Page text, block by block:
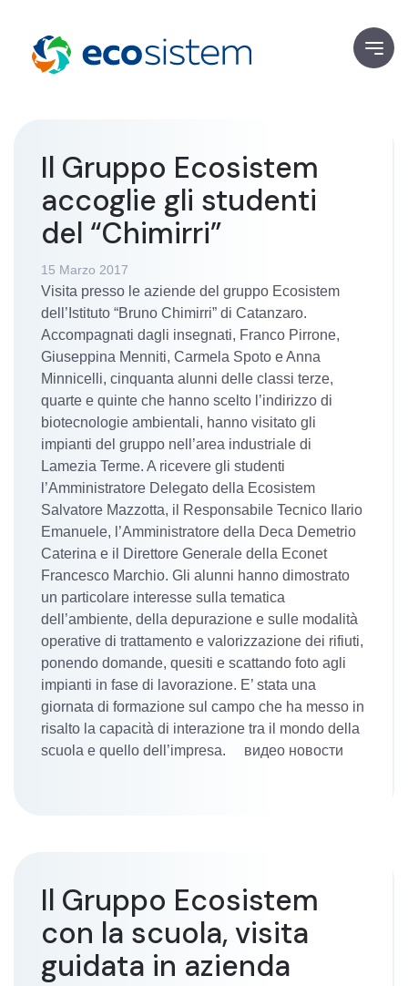
Il Gruppo Ecosistem
accoglie gli studenti
del “Chimirri”
15 Marzo 2017
Visita presso le aziende del gruppo Ecosistem
dell’Istituto “Bruno Chimirri” di Catanzaro.
Accompagnati dagli insegnati, Franco Pirrone,
Giuseppina Menniti, Carmela Spoto e Anna
Minnicelli, cinquanta alunni delle classi terze,
quarte e quinte che hanno scelto l’indirizzo di
biotecnologie ambientali, hanno visitato gli
impianti del gruppo nell’area industriale di
Lamezia Terme. A ricevere gli studenti
l’Amministratore Delegato della Ecosistem
Salvatore Mazzotta, il Responsabile Tecnico Ilario
Emanuele, l’Amministratore della Deca Demetrio
Caterina e il Direttore Generale della Econet
Francesco Marchio. Gli alunni hanno dimostrato
un particolare interesse sulla tematica
dell’ambiente, della depurazione e sulle modalità
operative di trattamento e valorizzazione dei rifiuti,
ponendo domande, quesiti e scattando foto agli
impianti in fase di lavorazione. E’ stata una
giornata di formazione sul campo che ha messo in
risalto la capacità di interazione tra il mondo della
scuola e quello dell’impresa. видео новости
Il Gruppo Ecosistem
con la scuola, visita
guidata in azienda